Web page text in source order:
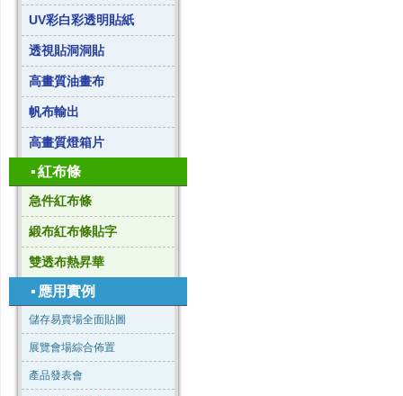
UV彩白彩透明貼紙
透視貼洞洞貼
高畫質油畫布
帆布輸出
高畫質燈箱片
▪紅布條
急件紅布條
緞布紅布條貼字
雙透布熱昇華
▪ 應用實例
儲存易賣場全面貼圖
展覽會場綜合佈置
產品發表會